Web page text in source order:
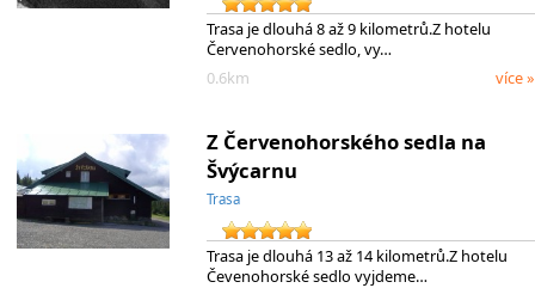
Trasa je dlouhá 8 až 9 kilometrů.Z hotelu
Červenohorské sedlo, vy…
0.6km
více »
Z Červenohorského sedla na
Švýcarnu
Trasa
Trasa je dlouhá 13 až 14 kilometrů.Z hotelu
Čevenohorské sedlo vyjdeme…